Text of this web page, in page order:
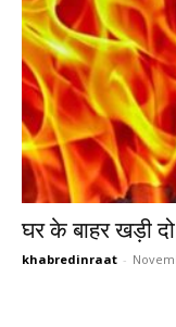
घर के बाहर खड़ी
khabredinraat -